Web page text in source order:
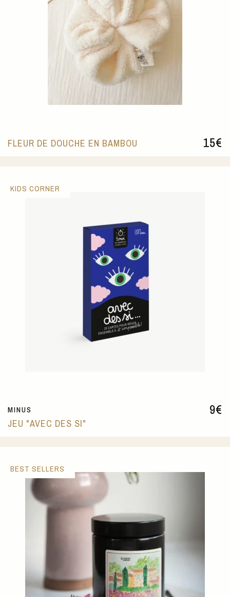
15€
FLEUR DE DOUCHE EN BAMBOU
9€
MINUS
JEU "AVEC DES SI"
KIDS CORNER
BEST SELLERS